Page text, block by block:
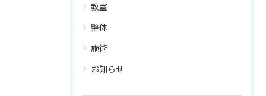
教室
整体
施術
お知らせ